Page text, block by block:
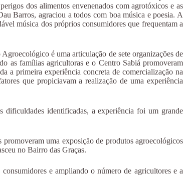
dos alimentos envenenados com agrotóxicos e as
Barros, agraciou a todos com boa música e poesia. A
música dos próprios consumidores que frequentam a
é uma articulação de sete organizações de
as famílias agricultoras e o Centro Sabiá promoveram
a primeira experiência concreta de comercialização na
que propiciavam a realização de uma experiência
identificadas, a experiência foi um grande
uma exposição de produtos agroecológicos
no Bairro das Graças.
e ampliando o número de agricultores e a